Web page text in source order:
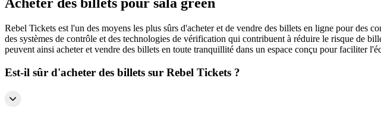
Acheter des billets pour sala green
Rebel Tickets est l'un des moyens les plus sûrs d'acheter et de vendre des billets en ligne pour des
des systèmes de contrôle et des technologies de vérification qui contribuent à réduire le risque de
peuvent ainsi acheter et vendre des billets en toute tranquillité dans un espace conçu pour faciliter
Est-il sûr d'acheter des billets sur Rebel Tickets ?